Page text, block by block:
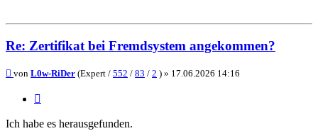
Re: Zertifikat bei Fremdsystem angekommen?
Beitrag
von L0w-RiDer (Expert / 552 / 83 / 2 ) » 17.06.2026 14:16
Ich habe es herausgefunden.